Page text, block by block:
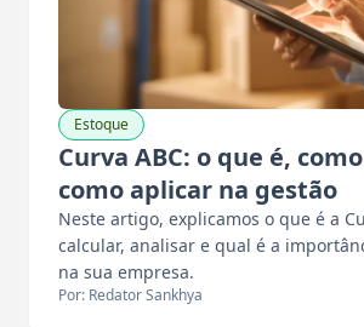
Estoque
Curva ABC: o que é,
como aplicar na gestão
Neste artigo, explicamos o que é a
calcular, analisar e qual é a
na sua empresa.
Por: Redator Sankhya